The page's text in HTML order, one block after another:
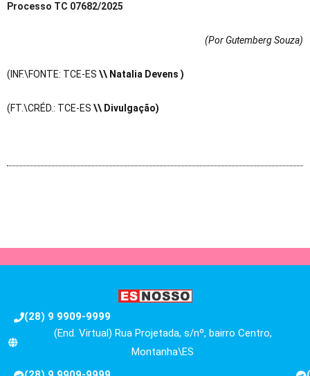
Processo TC 07682/2025
(Por Gutemberg Souza)
(INF.\FONTE: TCE-ES \\ Natalia Devens )
(FT.\CRÉD.: TCE-ES \\ Divulgação)
(28) 9 9909-9999
(End. Virtual) Rua Projetada, s/nº, bairro Centro,
Montanha\ES